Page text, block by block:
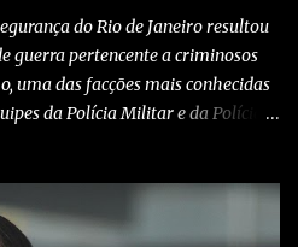
conteúdo clicando aqui , para
do Rio de Janeiro resultou
guerra pertencente a criminosos
uma das facções mais conhecidas
da Polícia Militar e da Polícia
as próprias forças de
Clique aqui para ter acesso